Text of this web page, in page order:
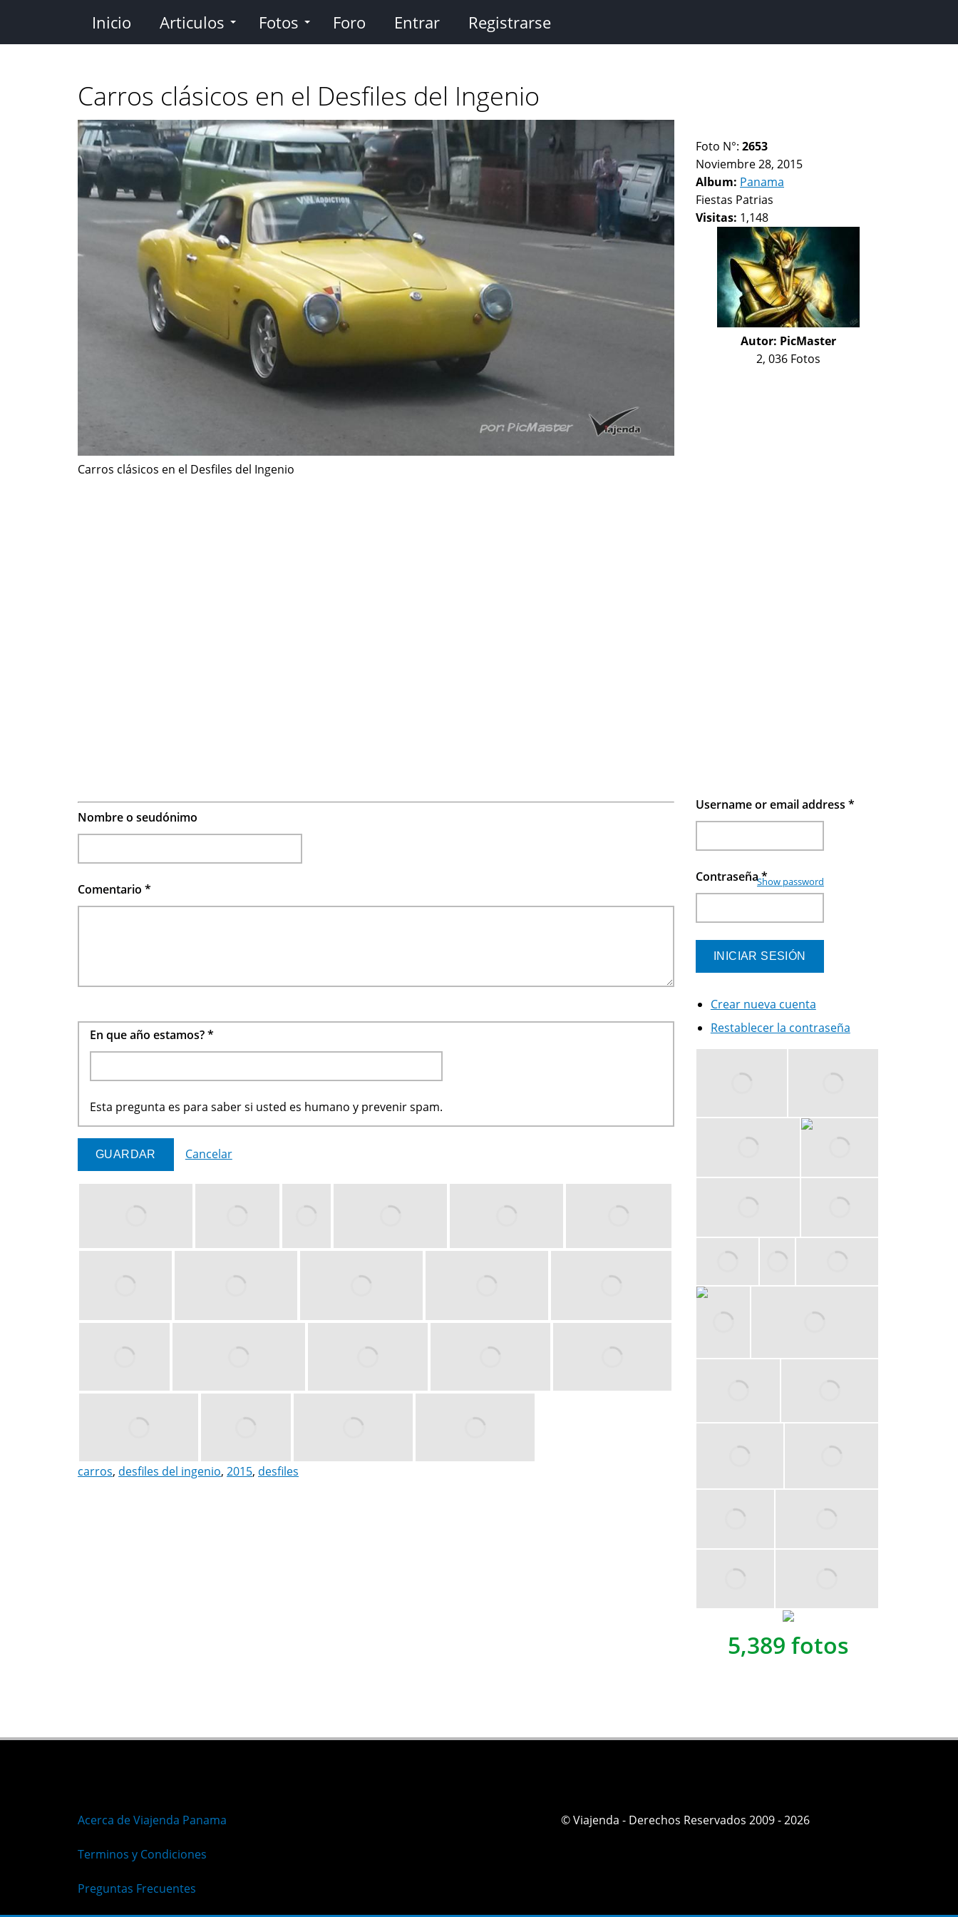
contenido
Inicio Articulos Fotos Foro Entrar Registrarse
Carros clásicos en el Desfiles del Ingenio
Carros clásicos en el Desfiles del Ingenio
Foto N°: 2653
Noviembre 28, 2015
Album: Panama
Fiestas Patrias
Visitas: 1,148
Autor: PicMaster
2, 036 Fotos
Nombre o seudónimo
Comentario *
En que año estamos?*
Esta pregunta es para saber si usted es humano y prevenir spam.
Cancelar
carros, desfiles del ingenio, 2015, desfiles
Username or email address *
Contraseña*
Show password
Crear nueva cuenta
Restablecer la contraseña
5,389 fotos
Acerca de Viajenda Panama
Terminos y Condiciones
Preguntas Frecuentes
© Viajenda - Derechos Reservados 2009 - 2026